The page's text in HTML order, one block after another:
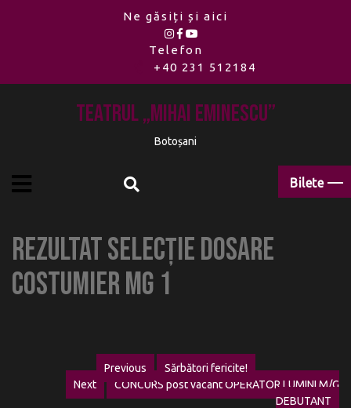
Ne găsiți și aici
Telefon
+40 231 512184
Teatrul „Mihai Eminescu”
Botoșani
Bilete
Rezultat selecție dosare
COSTUMIER MG 1
Navigare
Previous
Previous
post:
Sărbători fericite!
Next
Next
CONCURS post vacant OPERATOR LUMINI M/G
DEBUTANT